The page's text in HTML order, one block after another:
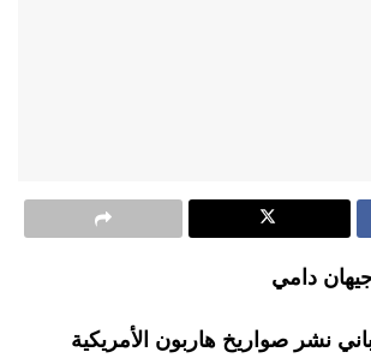
دامي
نشر صواريخ هاربون الأمريكية